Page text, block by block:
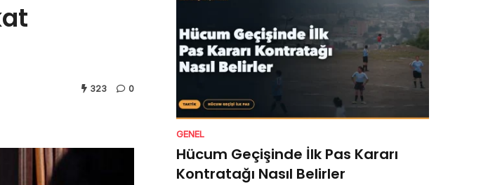
323 0
GENEL
Hücum Geçişinde İlk Pas Kararı
Kontratağı Nasıl Belirler